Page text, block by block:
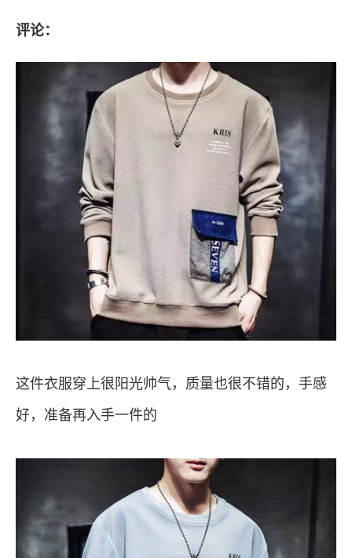
评论：
这件衣服穿上很阳光帅气，质量也很不错的，手感
好，准备再入手一件的